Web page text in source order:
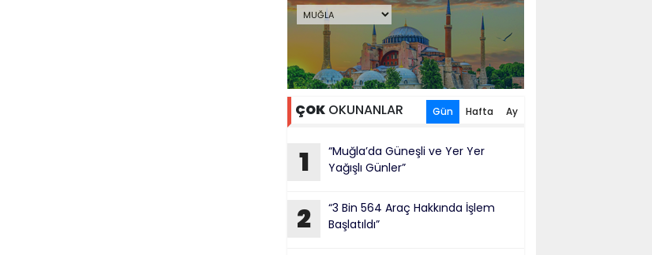
ÇOK OKUNANLAR Gün Hafta Ay
1
“Muğla’da Güneşli ve Yer Yer
Yağışlı Günler”
2
“3 Bin 564 Araç Hakkında İşlem
Başlatıldı”